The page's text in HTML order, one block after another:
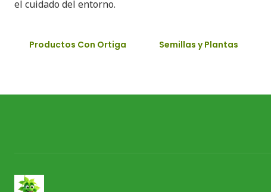
el cuidado del entorno.
Productos Con Ortiga Semillas y Plantas